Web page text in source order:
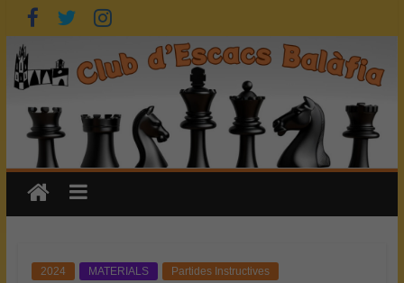
Skip
to
content
2024 MATERIALS Partides Instructives